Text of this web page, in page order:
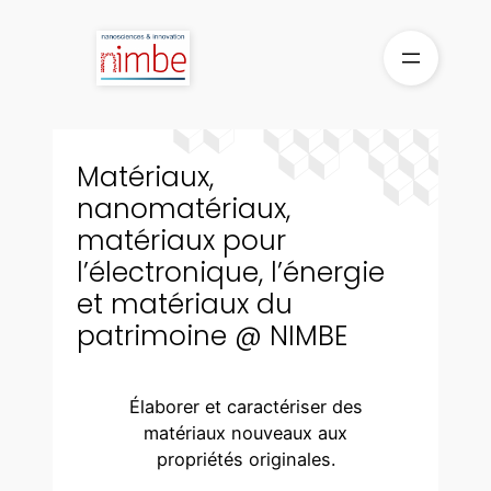
Matériaux,
nanomatériaux,
matériaux pour
l’électronique, l’énergie
et matériaux du
patrimoine @ NIMBE
Élaborer et caractériser des
matériaux nouveaux aux
propriétés originales.